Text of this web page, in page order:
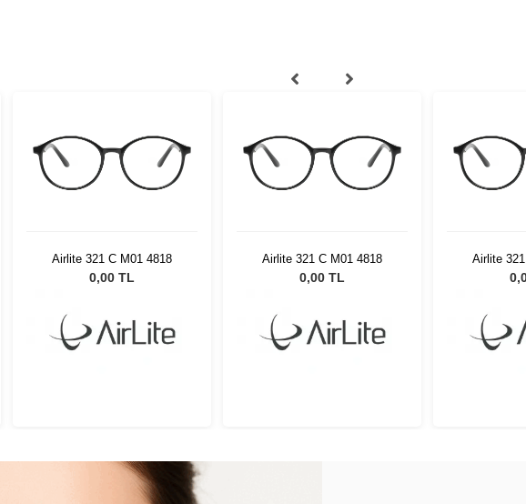
Airlite 321 C M01 4818
0,00 TL
Airlite 321 C M01 4818
0,00 TL
Airlite